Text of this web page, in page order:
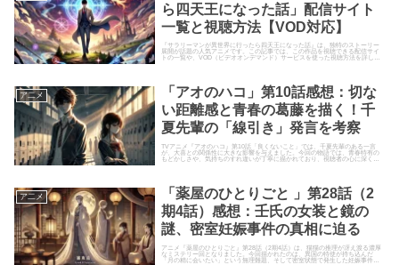
ら四天王になった話」配信サイト
一覧と視聴方法【VOD対応】
『サラリーマンが異世界に行ったら四天王になった話』は、独特のストーリー
展開が話題の人気アニメです。この記事では、この作品を視聴できる配信サイ
トの一覧や、VOD（ビデオオンデマンド）サービスを使った視聴方法を詳しく
ア二メ
「アオのハコ」第10話感想：切な
い距離感と青春の葛藤を描く！千
夏先輩の「線引き」発言を考察
TVアニメ『アオのハコ』第10話「良くないこと」では、千夏先輩のある一言
が、大喜との関係性に大きな影響を与えました。今回の物語では、青春特有の
もどかしさや、気持ちのすれ違いが丁寧に描かれており、視聴者の心に深く刺
ア二メ
「薬屋のひとりごと 」第28話（2
期4話）感想：壬氏の女装と鏡の
謎、密室妊娠事件の真相に迫る
アニメ『薬屋のひとりごと』第28話（2期4話）は、猫猫の推理が冴え渡る濃厚
なミステリー回となりました。今回描かれたのは、異国の特使が持ち込んだ
「月の精に会いたい」という無理難題、そして密室状態で発生した妊娠事件と